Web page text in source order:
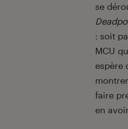
se
: soit
MCU
espère
faire
en